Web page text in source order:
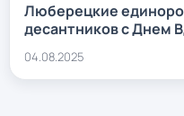
Люберецкие
десантников с Днем
04.08.2025